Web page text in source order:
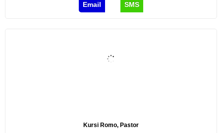
Email SMS
Kursi Romo, Pastor